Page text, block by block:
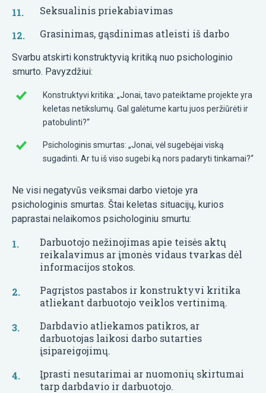
Seksualinis priekabiavimas
Grasinimas, gąsdinimas atleisti iš darbo
Svarbu atskirti konstruktyvią kritiką nuo psichologinio
smurto. Pavyzdžiui:
Konstruktyvi kritika: „Jonai, tavo pateiktame projekte yra
keletas netikslumų. Gal galėtume kartu juos peržiūrėti ir
patobulinti?“
Psichologinis smurtas: „Jonai, vėl sugebėjai viską
sugadinti. Ar tu iš viso sugebi ką nors padaryti tinkamai?“
Ne visi negatyvūs veiksmai darbo vietoje yra
psichologinis smurtas. Štai keletas situacijų, kurios
paprastai nelaikomos psichologiniu smurtu:
Darbuotojo nežinojimas apie teisės aktų
reikalavimus ar įmonės vidaus tvarkas dėl
informacijos stokos.
Pagrįstos pastabos ir konstruktyvi kritika
atliekant darbuotojo veiklos vertinimą.
Darbdavio atliekamos patikros, ar
darbuotojas laikosi darbo sutarties
įsipareigojimų.
Įprasti nesutarimai ar nuomonių skirtumai
tarp darbdavio ir darbuotojo.